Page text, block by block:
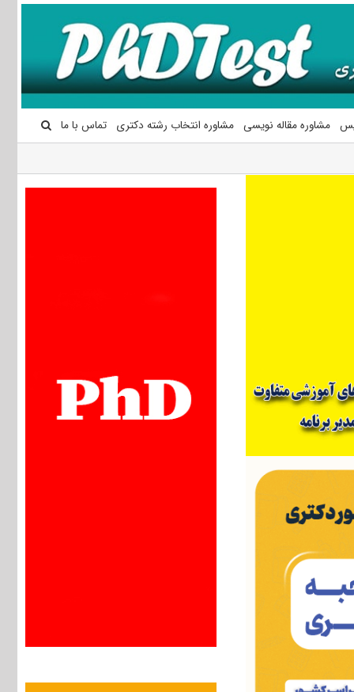
مشاوره مقاله نویسی مشاوره انتخاب رشته دکتری تماس با ما